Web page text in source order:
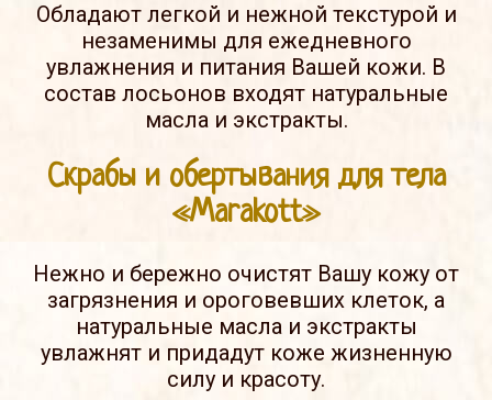
Обладают легкой и нежной текстурой и
незаменимы для ежедневного
увлажнения и питания Вашей кожи. В
состав лосьонов входят натуральные
масла и экстракты.
Скрабы и обертывания для тела
«Marakott»
Нежно и бережно очистят Вашу кожу от
загрязнения и ороговевших клеток, а
натуральные масла и экстракты
увлажнят и придадут коже жизненную
силу и красоту.